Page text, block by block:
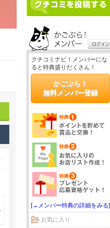
クチコミナビ！メンバーにな
ると特典盛りだくさん！
かごぶら！
無料メンバー登録
[→メンバー特典の詳細をみる]
お気に入り